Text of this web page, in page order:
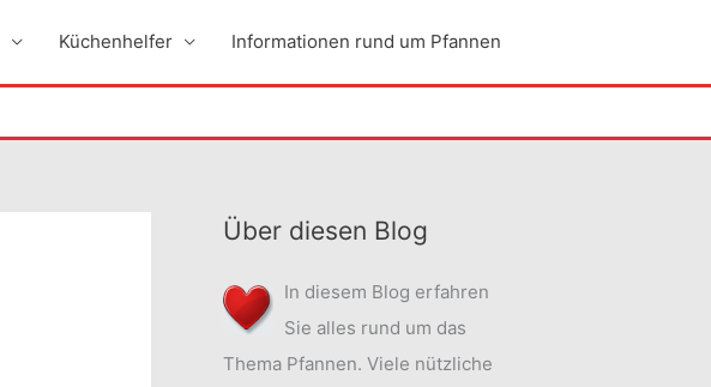
Küchenhelfer Informationen rund um Pfannen
Über diesen Blog
In diesem Blog erfahren
Sie alles rund um das
Thema Pfannen. Viele nützliche